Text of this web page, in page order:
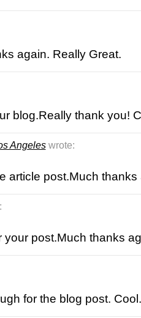
again. Really Great.
blog.Really thank you!
Angeles wrote:
article post.Much thanks
your post.Much thanks
for the blog post. Cool.